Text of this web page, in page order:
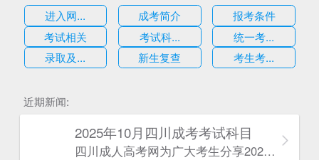
进入网...
成考简介
报考条件
考试相关
考试科...
统一考...
录取及...
新生复查 考生考...
近期新闻:
2025年10月四川成考考试科目
四川成人高考网​为广大考生分享2025年10月四川成考考试科目。为广大在职人员和社会人士提供学历提升的机会。更多四川成考考试信息，欢迎在线访问四川成人高考网。